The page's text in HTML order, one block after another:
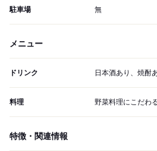
駐車場 無
メニュー
ドリンク 日本酒あり、焼酎
料理 野菜料理にこだわ
特徴・関連情報